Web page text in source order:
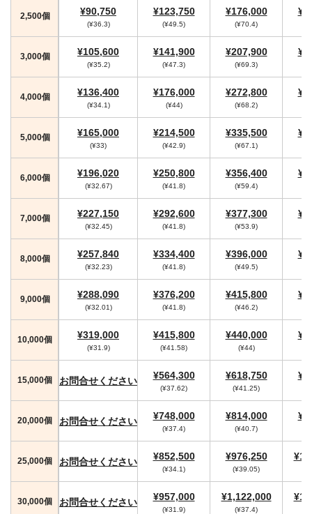
2,500個 ¥90,750
(¥36.3)
¥123,750
(¥49.5)
¥176,000
(¥70.4)
3,000個 ¥105,600
(¥35.2)
¥141,900
(¥47.3)
¥207,900
(¥69.3)
4,000個 ¥136,400
(¥34.1)
¥176,000
(¥44)
¥272,800
(¥68.2)
5,000個 ¥165,000
(¥33)
¥214,500
(¥42.9)
¥335,500
(¥67.1)
6,000個 ¥196,020
(¥32.67)
¥250,800
(¥41.8)
¥356,400
(¥59.4)
7,000個 ¥227,150
(¥32.45)
¥292,600
(¥41.8)
¥377,300
(¥53.9)
8,000個 ¥257,840
(¥32.23)
¥334,400
(¥41.8)
¥396,000
(¥49.5)
9,000個 ¥288,090
(¥32.01)
¥376,200
(¥41.8)
¥415,800
(¥46.2)
10,000個 ¥319,000
(¥31.9)
¥415,800
(¥41.58)
¥440,000
(¥44)
15,000個 お問合せください ¥564,300
(¥37.62)
¥618,750
(¥41.25)
20,000個 お問合せください ¥748,000
(¥37.4)
¥814,000
(¥40.7)
25,000個 お問合せください ¥852,500
(¥34.1)
¥976,250
(¥39.05)
30,000個 お問合せください ¥957,000
(¥31.9)
¥1,122,000
(¥37.4)